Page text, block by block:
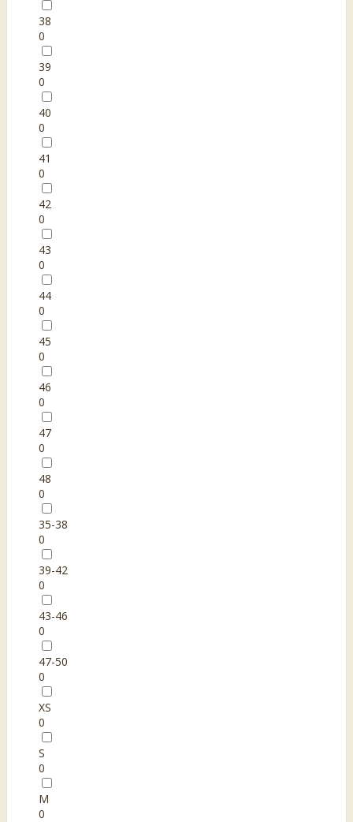
38
0
39
0
40
0
41
0
42
0
43
0
44
0
45
0
46
0
47
0
48
0
35-38
0
39-42
0
43-46
0
47-50
0
XS
0
S
0
M
0